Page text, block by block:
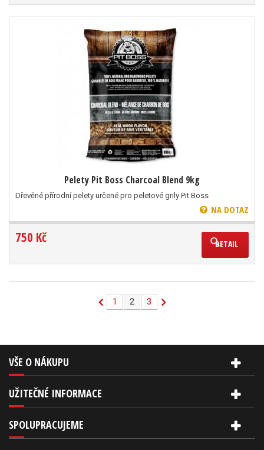
Pelety Pit Boss Charcoal Blend 9kg
Dřevěné přírodní pelety určené pro peletové grily Pit Boss
NA DOTAZ
750 Kč DETAIL
1 2 3
VŠE O NÁKUPU
UŽITEČNÉ INFORMACE
SPOLUPRACUJEME